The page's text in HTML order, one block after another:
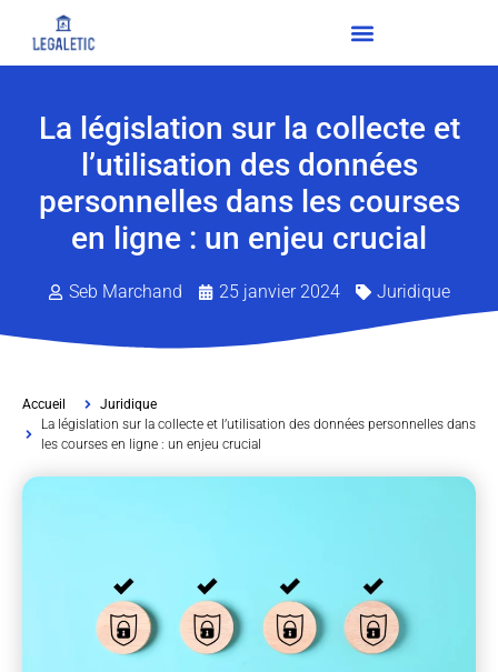
La législation sur la collecte et
l’utilisation des données
personnelles dans les courses
en ligne : un enjeu crucial
Seb Marchand 25 janvier 2024 Juridique
Accueil
Juridique
La législation sur la collecte et l’utilisation des données personnelles dans
les courses en ligne : un enjeu crucial